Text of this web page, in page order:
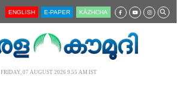
ENGLISH E-PAPER KĀZHCHA
FRIDAY, 07 AUGUST 2026 9.55 AM IST